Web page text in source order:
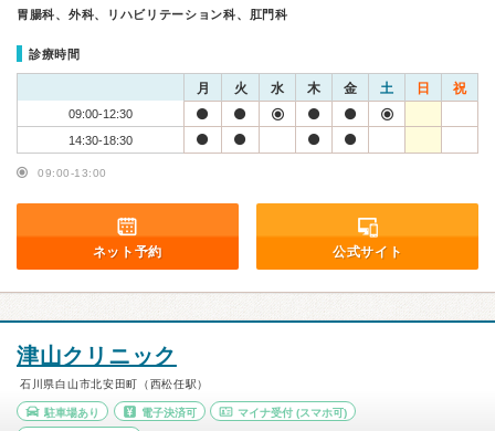
胃腸科、外科、リハビリテーション科、肛門科
診療時間
月 火 水 木 金 土 日 祝
09:00-12:30
14:30-18:30
09:00-13:00
ネット予約 公式サイト
津山クリニック
石川県白山市北安田町（西松任駅）
駐車場あり 電子決済可 マイナ受付 (スマホ可)